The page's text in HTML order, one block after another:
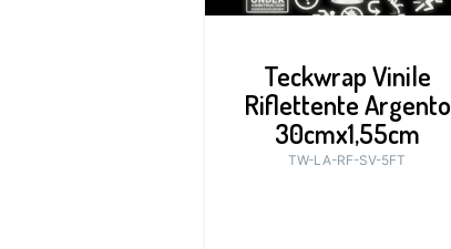
Teckwrap Vinile
Riflettente Argento
30cmx1,55cm
TW-LA-RF-SV-5FT